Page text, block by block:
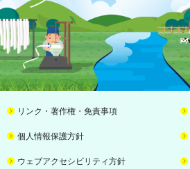
リンク・著作権・免責事項
個人情報保護方針
ウェブアクセシビリティ方針